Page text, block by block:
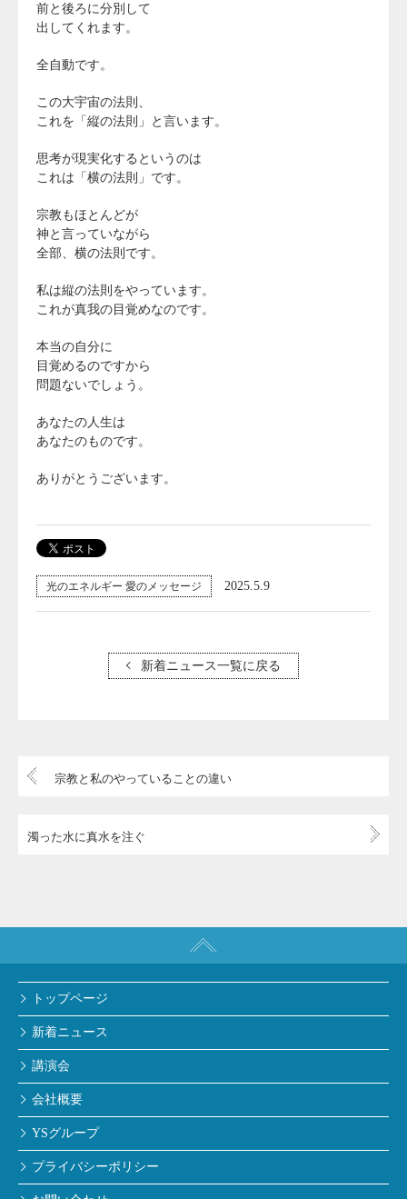
前と後ろに分別して
出してくれます。
全自動です。
この大宇宙の法則、
これを「縦の法則」と言います。
思考が現実化するというのは
これは「横の法則」です。
宗教もほとんどが
神と言っていながら
全部、横の法則です。
私は縦の法則をやっています。
これが真我の目覚めなのです。
本当の自分に
目覚めるのですから
問題ないでしょう。
あなたの人生は
あなたのものです。
ありがとうございます。
光のエネルギー 愛のメッセージ 2025.5.9
新着ニュース一覧に戻る
宗教と私のやっていることの違い
濁った水に真水を注ぐ
トップページ
新着ニュース
講演会
会社概要
YSグループ
プライバシーポリシー